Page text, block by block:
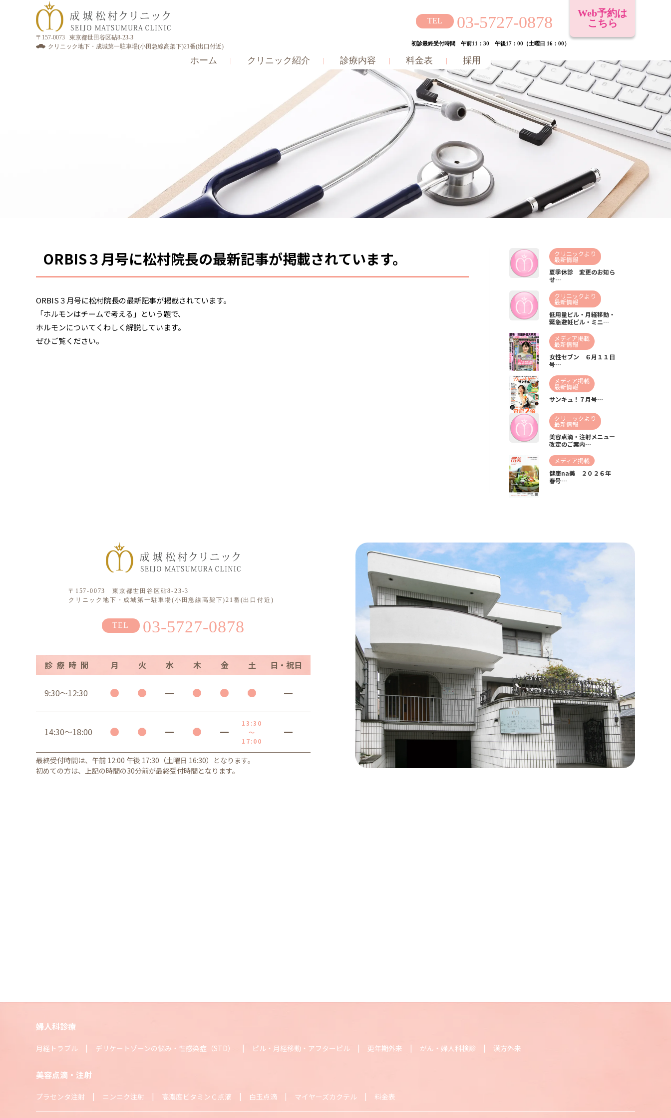
〒157-0073 東京都世田谷区砧8-23-3
クリニック地下・成城第一駐車場(小田急線高架下)21番(出口付近)
Web予約は
こちら
03-5727-0878
初診最終受付時間 午前11：30 午後17：00（土曜日 16：00）
ホーム クリニック紹介 診療内容 料金表 採用
ORBIS３月号に松村院長の最新記事が掲載されています。
ORBIS３月号に松村院長の最新記事が掲載されています。
「ホルモンはチームで考える」という題で、
ホルモンについてくわしく解説しています。
ぜひご覧ください。
クリニックより
最新情報
夏季休診 変更のお知ら
せ…
クリニックより
最新情報
低用量ピル・月経移動・
緊急避妊ピル・ミニ…
メディア掲載
最新情報
女性セブン ６月１１日
号…
メディア掲載
最新情報
サンキュ！７月号…
クリニックより
最新情報
美容点滴・注射メニュー
改定のご案内…
メディア掲載
健康na美 ２０２６年
春号…
〒157-0073 東京都世田谷区砧8-23-3
クリニック地下・成城第一駐車場(小田急線高架下)21番(出口付近)
03-5727-0878
診療時間 月 火 水 木 金 土 日・祝日
9:30～12:30
14:30～18:00
13:30
～
17:00
最終受付時間は、午前 12:00 午後 17:30（土曜日 16:30）となります。
初めての方は、上記の時間の30分前が最終受付時間となります。
婦人科診療
月経トラブル デリケートゾーンの悩み・性感染症（STD） ピル・月経移動・アフターピル 更年期外来 がん・婦人科検診 漢方外来
美容点滴・注射
プラセンタ注射 ニンニク注射 高濃度ビタミンＣ点滴 白玉点滴 マイヤーズカクテル 料金表